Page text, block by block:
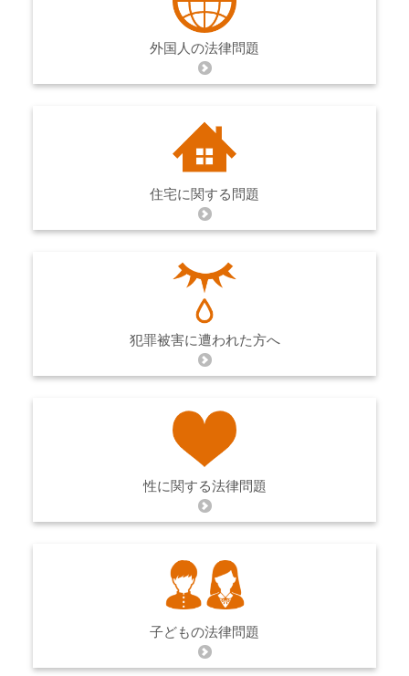
外国人の法律問題
住宅に関する問題
犯罪被害に遭われた方へ
性に関する法律問題
子どもの法律問題